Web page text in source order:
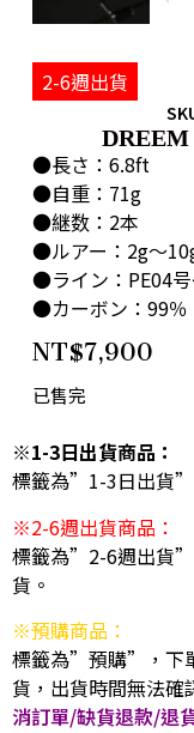
2-6週出貨
DREEM
●長さ：6.8ft
●自重：71g
●継数：2本
●ルアー：2g〜
●ライン：PE04
●カーボン：99％
NT$7,900
已售完
※1-3日出貨商品：
標籤為”1-3日出貨”
※2-6週出貨商品：
標籤為”2-6週出貨”
貨。
※預購商品：
標籤為”預購”，下
貨，出貨時間無法確
消訂單/缺貨退款/退